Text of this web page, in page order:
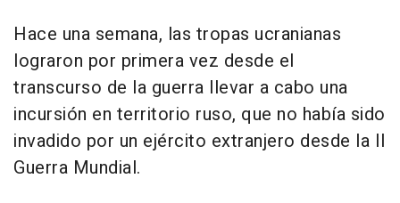
Hace una semana, las tropas ucranianas
lograron por primera vez desde el
transcurso de la guerra llevar a cabo una
incursión en territorio ruso, que no había sido
invadido por un ejército extranjero desde la II
Guerra Mundial.